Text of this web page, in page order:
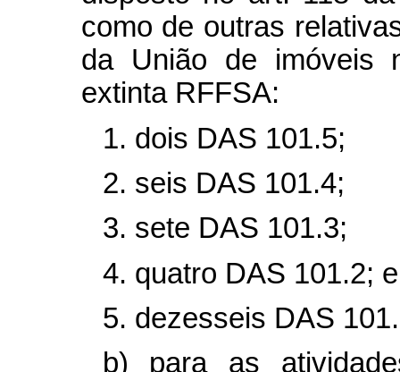
como de outras
da União de imóveis
extinta RFFSA:
1. dois DAS 101.5;
2. seis DAS 101.4;
3. sete DAS 101.3;
4. quatro DAS 101.2; e
5. dezesseis DAS
b) para as